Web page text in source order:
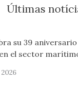
Últimas
su 39
el sector